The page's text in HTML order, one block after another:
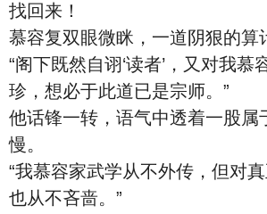
找回来！
慕容复双眼微眯，一道阴狠的算
“阁下既然自诩‘读者’，又对我慕
珍，想必于此道已是宗师。”
他话锋一转，语气中透着一股属
慢。
“我慕容家武学从不外传，但对真
也从不吝啬。”